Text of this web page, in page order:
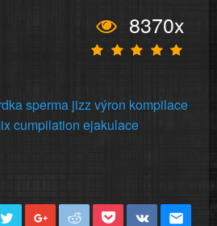
8370x
sperma jizzvýron kompilace
cumpilation ejakulace